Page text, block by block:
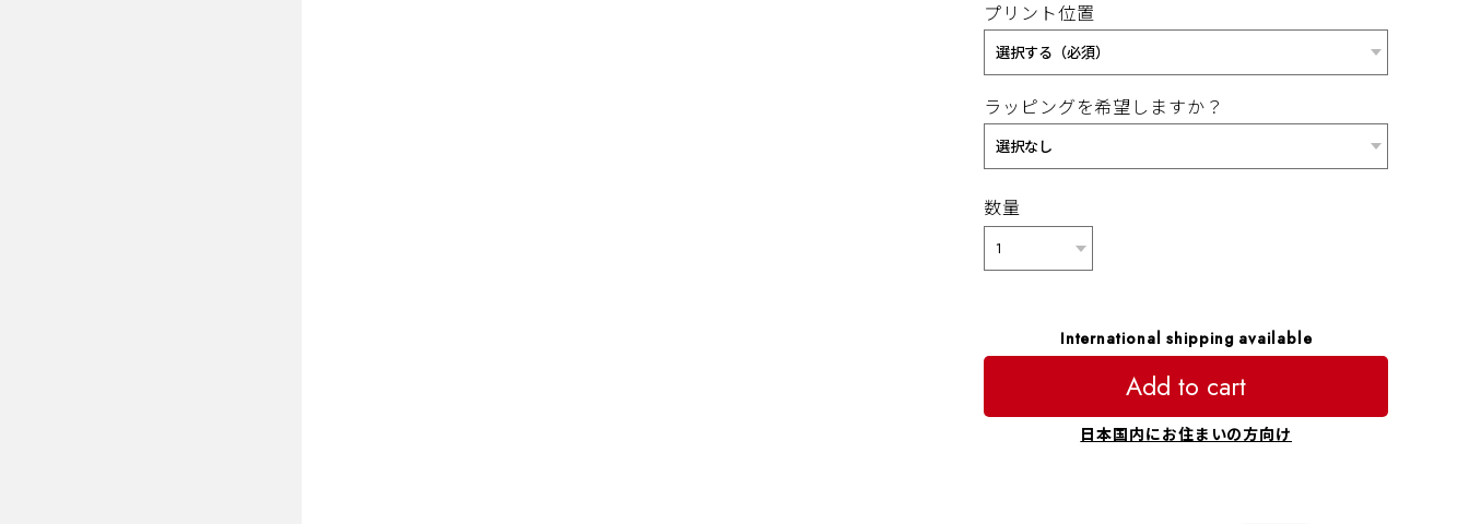
プリント位置
ラッピングを希望しますか？
数量
International shipping available
Add to cart
日本国内にお住まいの方向け